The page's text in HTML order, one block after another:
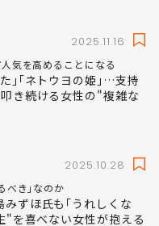
2025.11.16
気を高めることになる
｣｢ネトウヨの姫｣…支持
き続ける女性の"複雑な
2025.10.28
べき｣なのか
ずほ氏も｢うれしくな
を喜べない女性が抱える